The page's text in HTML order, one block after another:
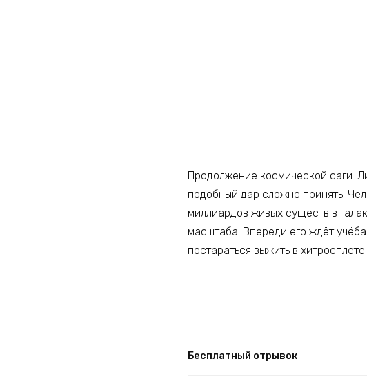
Продолжение космической саги.
подобный дар сложно принять.
миллиардов живых существ в
масштаба. Впереди его ждёт
постараться выжить в
Бесплатный отрывок